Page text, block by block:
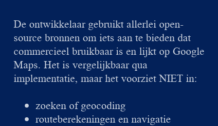
De ontwikkelaar gebruikt allerlei open-
source bronnen om iets aan te bieden dat
commercieel bruikbaar is en lijkt op Google
Maps. Het is vergelijkbaar qua
implementatie, maar het voorziet NIET in:
zoeken of geocoding
routeberekeningen en navigatie